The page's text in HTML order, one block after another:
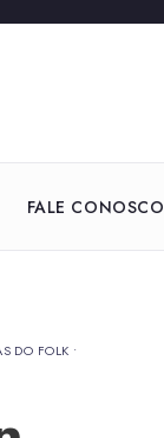
FALE CONOSCO
DO FOLK •